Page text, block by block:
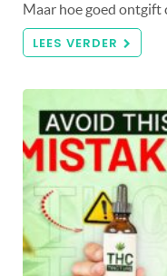
Maar hoe goed ontgift
LEES VERDER